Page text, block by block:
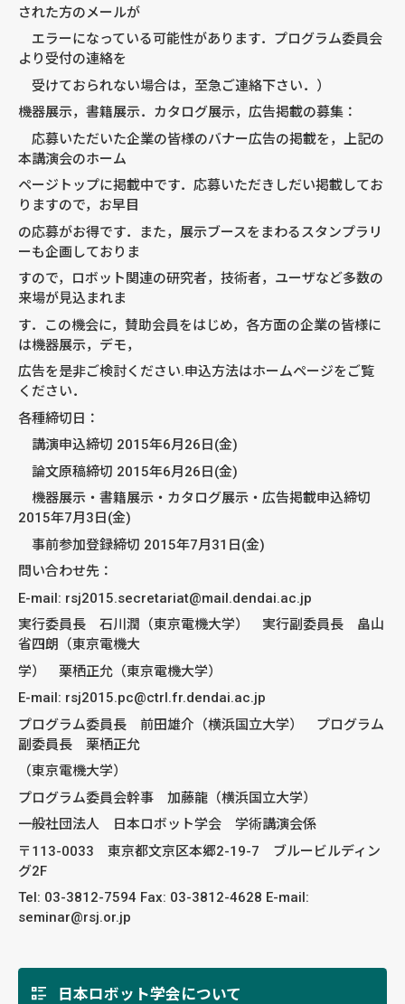
された方のメールが
エラーになっている可能性があります．プログラム委員会
より受付の連絡を
受けておられない場合は，至急ご連絡下さい．）
機器展示，書籍展示．カタログ展示，広告掲載の募集：
応募いただいた企業の皆様のバナー広告の掲載を，上記の
本講演会のホーム
ページトップに掲載中です．応募いただきしだい掲載してお
りますので，お早目
の応募がお得です．また，展示ブースをまわるスタンプラリ
ーも企画しておりま
すので，ロボット関連の研究者，技術者，ユーザなど多数の
来場が見込まれま
す．この機会に，賛助会員をはじめ，各方面の企業の皆様に
は機器展示，デモ，
広告を是非ご検討ください.申込方法はホームページをご覧
ください．
各種締切日：
講演申込締切 2015年6月26日(金)
論文原稿締切 2015年6月26日(金)
機器展示・書籍展示・カタログ展示・広告掲載申込締切
2015年7月3日(金)
事前参加登録締切 2015年7月31日(金)
問い合わせ先：
E-mail: rsj2015.secretariat@mail.dendai.ac.jp
実行委員長 石川潤（東京電機大学） 実行副委員長 畠山
省四朗（東京電機大
学） 栗栖正允（東京電機大学）
E-mail: rsj2015.pc@ctrl.fr.dendai.ac.jp
プログラム委員長 前田雄介（横浜国立大学） プログラム
副委員長 栗栖正允
（東京電機大学）
プログラム委員会幹事 加藤龍（横浜国立大学）
一般社団法人 日本ロボット学会 学術講演会係
〒113-0033 東京都文京区本郷2-19-7 ブルービルディン
グ2F
Tel: 03-3812-7594 Fax: 03-3812-4628 E-mail:
seminar@rsj.or.jp
日本ロボット学会について